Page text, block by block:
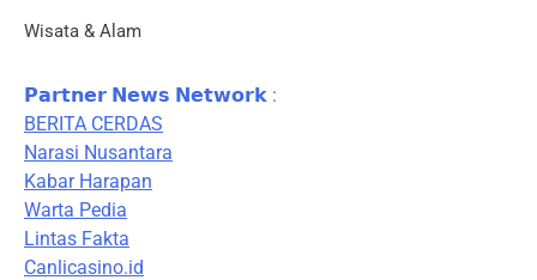
Wisata & Alam
𝗣𝗮𝗿𝘁𝗻𝗲𝗿 𝗡𝗲𝘄𝘀 𝗡𝗲𝘁𝘄𝗼𝗿𝗸 :
BERITA CERDAS
Narasi Nusantara
Kabar Harapan
Warta Pedia
Lintas Fakta
Canlicasino.id